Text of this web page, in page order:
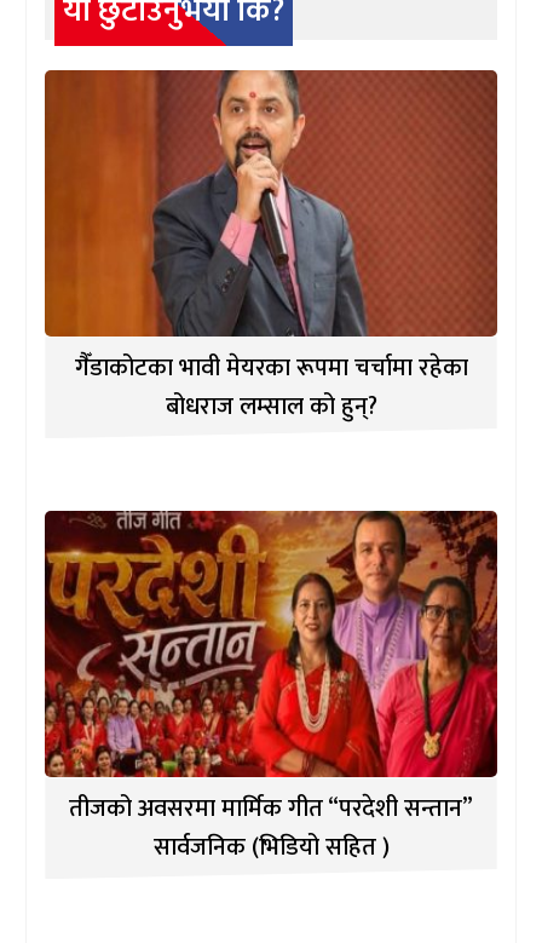
यो छुटाउनुभयो कि?
गैँडाकोटका भावी मेयरका रूपमा चर्चामा रहेका
बोधराज लम्साल को हुन्?
तीजको अवसरमा मार्मिक गीत “परदेशी सन्तान”
सार्वजनिक (भिडियो सहित )